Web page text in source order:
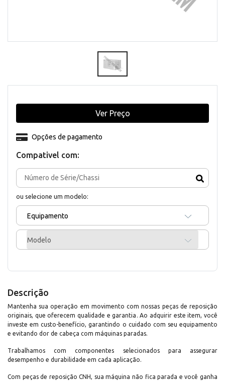
Compativel com:
ou selecione um modelo:
Equipamento
Modelo
Opções de pagamento
Ver Preço
Descrição
Mantenha sua operação em movimento com nossas peças de reposição
originais, que oferecem qualidade e garantia. Ao adquirir este item, você
investe em custo-benefício, garantindo o cuidado com seu equipamento
e evitando dor de cabeça com máquinas paradas.
Trabalhamos com componentes selecionados para assegurar
desempenho e durabilidade em cada aplicação.
Com peças de reposição CNH, sua máquina não fica parada e você ganha